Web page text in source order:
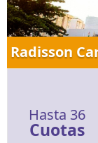
Radisson
Hasta 36
Cuotas